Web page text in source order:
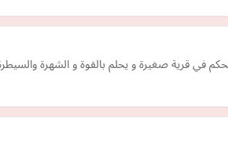
في قرية صغيرة و يحلم بالقوة و الشهرة